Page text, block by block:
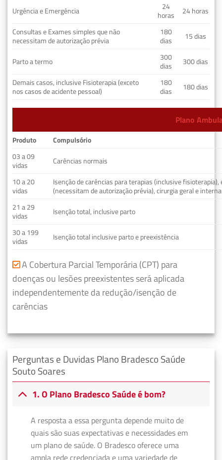
Urgência e Emergência
24
horas
24 horas
Consultas e Exames simples que não
necessitam de autorização prévia
180
dias
15 dias
Parto a termo
300
dias
300 dias
Demais casos, inclusive Fisioterapia (exceto
nos casos de acidente pessoal)
180
dias
180 dias
Plano
Produto
Compulsório
03 a 09
vidas
Carências normais
10 a 20
vidas
Isenção de carências para terapias (inclusive fisioterapia),
(necessitam de autorização prévia), cirurgia geral e
21 a 29
vidas
Isenção total, inclusive parto
30 a 199
vidas
Isenção total inclusive parto e preexistência
A Cobertura Parcial Temporária (CPT) para
doenças ou lesões preexistentes será aplicada
independentemente da redução/isenção de
carências
Perguntas e Duvidas Plano Bradesco Saúde
Souto Soares
1. O Plano Bradesco Saúde é bom?
A resposta a essa pergunta depende muito de
quais são suas expectativas e necessidades em
um plano de saúde. O Bradesco oferece uma